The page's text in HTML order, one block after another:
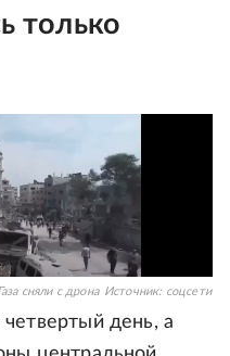
только
сняли с дрона Источник: соцсети
день, а